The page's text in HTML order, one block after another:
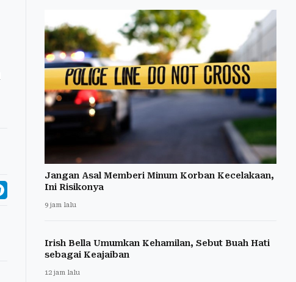
Jangan Asal Memberi Minum Korban Kecelakaan,
Ini Risikonya
9 jam lalu
Irish Bella Umumkan Kehamilan, Sebut Buah Hati
sebagai Keajaiban
12 jam lalu